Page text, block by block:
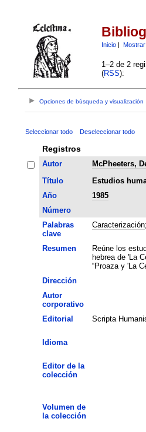
Inicio|
1–2 de 2
(RSS):
Opciones de búsqueda y visualización
Seleccionar todo Deseleccionar todo
Registros
Autor
McPheeters,
Título
Estudios
Año
1985
Número
Palabras
clave
Caracterización;
Resumen
Reúne los
hebrea de 'La
“Proaza y 'La
Dirección
Autor
corporativo
Editorial
Scripta
Idioma
Editor de la
colección
Volumen de
la colección